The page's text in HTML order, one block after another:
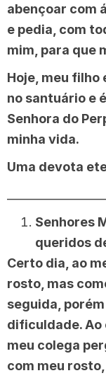
abençoar com
e pedia, com
mim, para que
Hoje, meu filho
no santuário e
Senhora do
minha vida.
Uma devota
Senhores
queridos
Certo dia, ao
rosto, mas
seguida,
dificuldade. Ao
meu colega
com meu